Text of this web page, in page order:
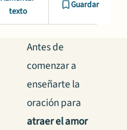
texto
Guardar
Antes de
comenzar a
enseñarte la
oración para
atraer el amor